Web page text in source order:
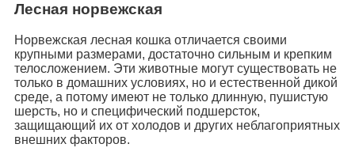
Лесная норвежская
Норвежская лесная кошка отличается своими
крупными размерами, достаточно сильным и крепким
телосложением. Эти животные могут существовать не
только в домашних условиях, но и естественной дикой
среде, а потому имеют не только длинную, пушистую
шерсть, но и специфический подшерсток,
защищающий их от холодов и других неблагоприятных
внешних факторов.